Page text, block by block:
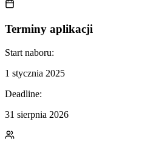
Terminy aplikacji
Start naboru:
1 stycznia 2025
Deadline:
31 sierpnia 2026